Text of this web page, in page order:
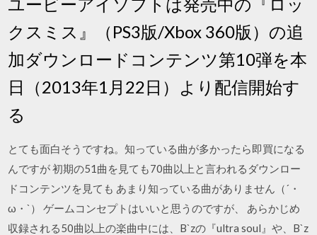
クスミス』（PS3版/Xbox 360版）の追
加ダウンロードコンテンツ第10弾を本
日（2013年1月22日）より配信開始す
る
とても面白そうですね。知っている曲が多かったら即買になる
んですが 初期の51曲を見ても70曲以上と言われるダウンロー
ドコンテンツを見ても あまり知っている曲がありません（´・
ω・`） ゲームコンセプトはいいと思うのですが、 あらかじめ
収録される50曲以上の楽曲中には、B`zの『ultra soul』や、B`z